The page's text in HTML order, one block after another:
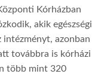
Kórházban
akik egészségi
intézményt, azonban
továbbra is kórházi
több mint 320